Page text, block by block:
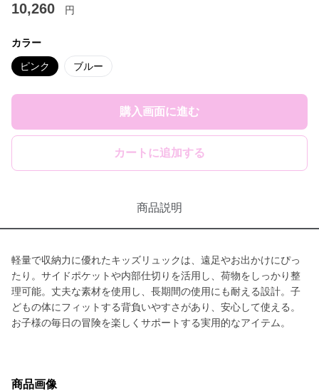
10,260 円
カラー
ピンク ブルー
購入画面に進む
カートに追加する
商品説明
軽量で収納力に優れたキッズリュックは、遠足やお出かけにぴっ
たり。サイドポケットや内部仕切りを活用し、荷物をしっかり整
理可能。丈夫な素材を使用し、長期間の使用にも耐える設計。子
どもの体にフィットする背負いやすさがあり、安心して使える。
お子様の毎日の冒険を楽しくサポートする実用的なアイテム。
商品画像